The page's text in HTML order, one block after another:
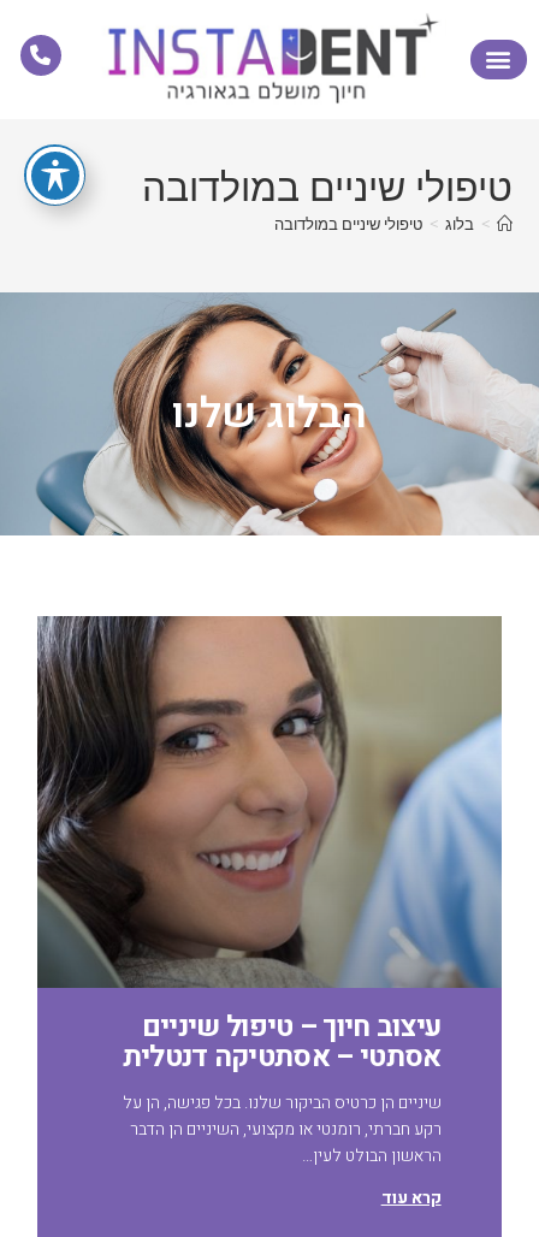
טיפולי שיניים במולדובה
> בלוג > טיפולי שיניים במולדובה
הבלוג שלנו
עיצוב חיוך – טיפול שיניים
אסתטי – אסתטיקה דנטלית
שיניים הן כרטיס הביקור שלנו. בכל פגישה, הן על
רקע חברתי, רומנטי או מקצועי, השיניים הן הדבר
הראשון הבולט לעין…
קרא עוד